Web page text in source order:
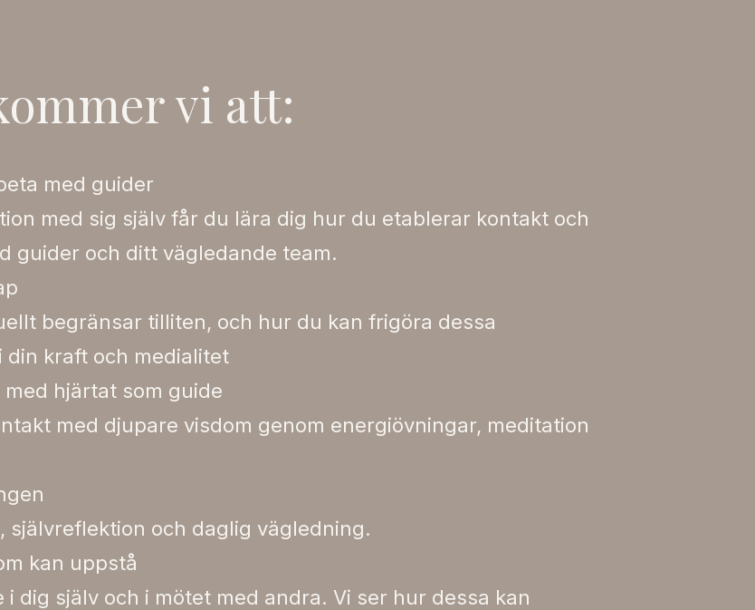
vi att:
med guider
med sig själv får du lära dig hur du etablerar kontakt och
guider och ditt vägledande team.
begränsar tilliten, och hur du kan frigöra dessa
kraft och medialitet
hjärtat som guide
med djupare visdom genom energiövningar, meditation
självreflektion och daglig vägledning.
kan uppstå
dig själv och i mötet med andra. Vi ser hur dessa kan